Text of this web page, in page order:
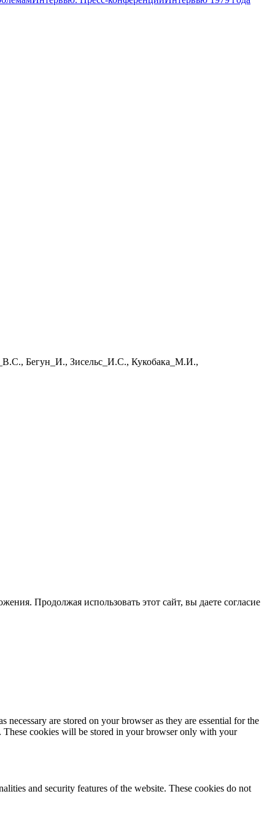
Бегун_И., Зисельс_И.С., Кукобака_М.И.,
Продолжая использовать этот сайт, вы даете согласие
are stored on your browser as they are essential for the
These cookies will be stored in your browser only with your
and security features of the website. These cookies do not